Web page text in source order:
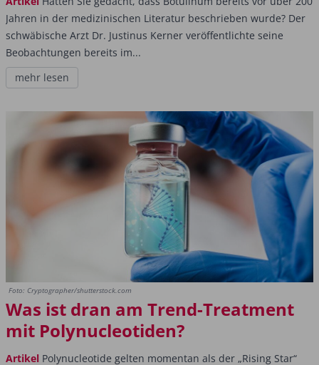
Jahren in der medizinischen Literatur beschrieben wurde? Der
schwäbische Arzt Dr. Justinus Kerner veröffentlichte seine
Beobachtungen bereits im...
mehr lesen
Foto: Cryptographer/shutterstock.com
Was ist dran am Trend-Treatment
mit Polynucleotiden?
Artikel Polynucleotide gelten momentan als der „Rising Star“